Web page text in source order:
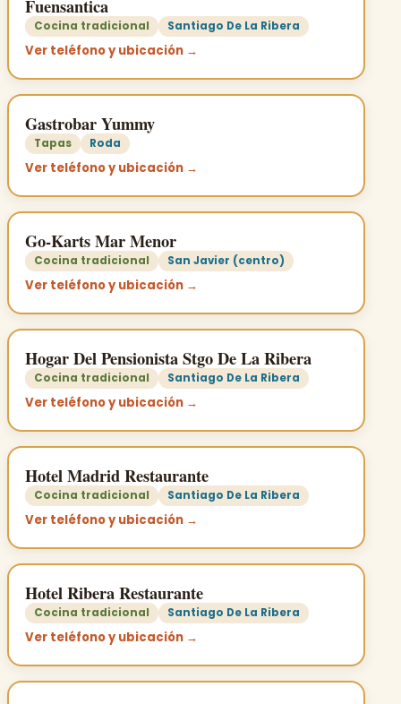
Fuensantica
Cocina tradicional Santiago De La Ribera
Ver teléfono y ubicación →
Gastrobar Yummy
Tapas Roda
Ver teléfono y ubicación →
Go-Karts Mar Menor
Cocina tradicional San Javier (centro)
Ver teléfono y ubicación →
Hogar Del Pensionista Stgo De La Ribera
Cocina tradicional Santiago De La Ribera
Ver teléfono y ubicación →
Hotel Madrid Restaurante
Cocina tradicional Santiago De La Ribera
Ver teléfono y ubicación →
Hotel Ribera Restaurante
Cocina tradicional Santiago De La Ribera
Ver teléfono y ubicación →